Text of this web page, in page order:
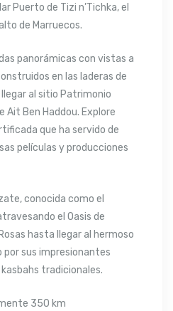
Puerto de Tizi n’Tichka, el
de Marruecos.
panorámicas con vistas a
en las laderas de
al sitio Patrimonio
Ait Ben Haddou. Explore
que ha servido de
películas y producciones
conocida como el
el Oasis de
hasta llegar al hermoso
por sus impresionantes
tradicionales.
350 km